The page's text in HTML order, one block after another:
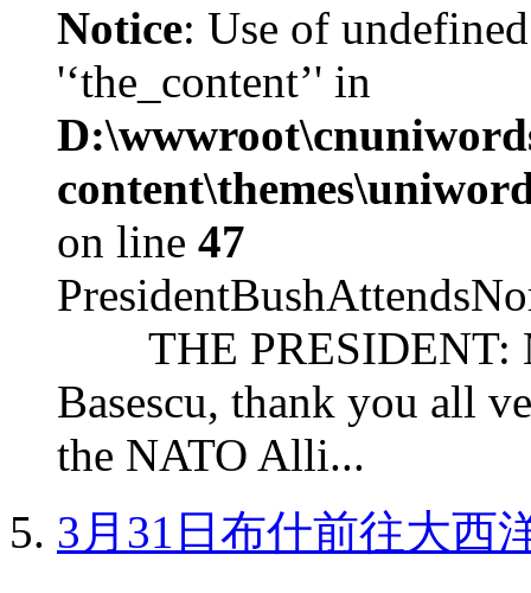
Notice: Use of
'‘the_content’' in
on line 47
THE PRESIDENT:
Basescu, thank you all
the NATO Alli...
3月31日布什前往大西